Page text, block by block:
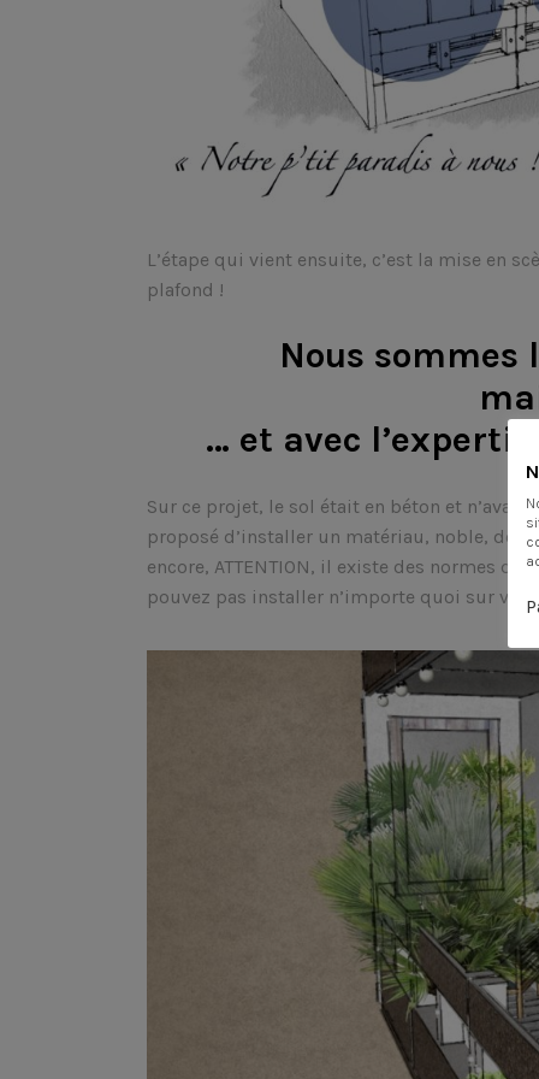
L’étape qui vient ensuite, c’est la mise en
plafond !
Nous
… et avec
Sur ce projet, le sol était en béton et
proposé d’installer un matériau, noble, de
encore, ATTENTION, il existe des normes
pouvez pas installer n’importe quoi sur